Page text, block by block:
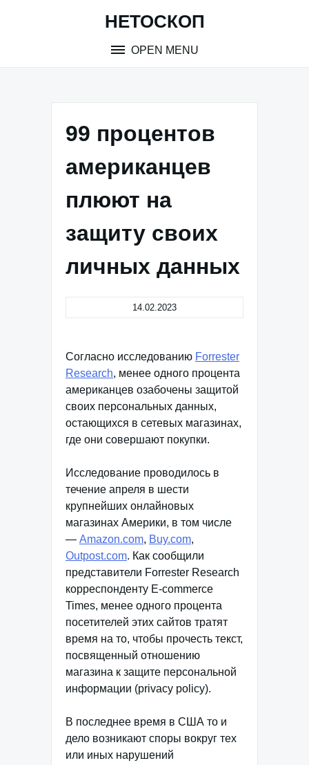
НЕТОСКОП
OPEN MENU
99 процентов
американцев
плюют на
защиту своих
личных данных
14.02.2023
Согласно исследованию Forrester
Research, менее одного процента
американцев озабочены защитой
своих персональных данных,
остающихся в сетевых магазинах,
где они совершают покупки.
Исследование проводилось в
течение апреля в шести
крупнейших онлайновых
магазинах Америки, в том числе
— Amazon.com, Buy.com,
Outpost.com. Как сообщили
представители Forrester Research
корреспонденту E-commerce
Times, менее одного процента
посетителей этих сайтов тратят
время на то, чтобы прочесть текст,
посвященный отношению
магазина к защите персональной
информации (privacy policy).
В последнее время в США то и
дело возникают споры вокруг тех
или иных нарушений